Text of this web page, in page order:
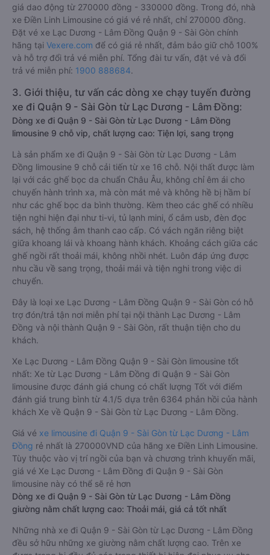
giá dao động từ 270000 đồng - 330000 đồng. Trong đó, nhà
xe Điền Linh Limousine có giá vé rẻ nhất, chỉ 270000 đồng.
Đặt vé xe Lạc Dương - Lâm Đồng Quận 9 - Sài Gòn chính
hãng tại Vexere.com để có giá rẻ nhất, đảm bảo giữ chỗ 100%
và hỗ trợ đổi trả vé miễn phí. Tổng đài tư vấn, đặt vé và đổi
trả vé miễn phí: 1900 888684.
3. Giới thiệu, tư vấn các dòng xe chạy tuyến đường
xe đi Quận 9 - Sài Gòn từ Lạc Dương - Lâm Đồng:
Dòng xe đi Quận 9 - Sài Gòn từ Lạc Dương - Lâm Đồng
limousine 9 chỗ vip, chất lượng cao: Tiện lợi, sang trọng
Là sản phẩm xe đi Quận 9 - Sài Gòn từ Lạc Dương - Lâm
Đồng limousine 9 chỗ cải tiến từ xe 16 chỗ. Nội thất được làm
lại với các ghế bọc da chuẩn Châu Âu, không chỉ êm ái cho
chuyến hành trình xa, mà còn mát mẻ và không hề bị hầm bí
như các ghế bọc da bình thường. Kèm theo các ghế có nhiều
tiện nghi hiện đại như ti-vi, tủ lạnh mini, ổ cắm usb, đèn đọc
sách, hệ thống âm thanh cao cấp. Có vách ngăn riêng biệt
giữa khoang lái và khoang hành khách. Khoảng cách giữa các
ghế ngồi rất thoải mái, không nhồi nhét. Luôn đáp ứng được
nhu cầu về sang trọng, thoải mái và tiện nghi trong việc di
chuyển.
Đây là loại xe Lạc Dương - Lâm Đồng Quận 9 - Sài Gòn có hỗ
trợ đón/trả tận nơi miễn phí tại nội thành Lạc Dương - Lâm
Đồng và nội thành Quận 9 - Sài Gòn, rất thuận tiện cho du
khách.
Xe Lạc Dương - Lâm Đồng Quận 9 - Sài Gòn limousine tốt
nhất: Xe từ Lạc Dương - Lâm Đồng đi Quận 9 - Sài Gòn
limousine được đánh giá chung có chất lượng Tốt với điểm
đánh giá trung bình từ 4.1/5 dựa trên 6364 phản hồi của hành
khách Xe về Quận 9 - Sài Gòn từ Lạc Dương - Lâm Đồng.
Giá vé xe limousine đi Quận 9 - Sài Gòn từ Lạc Dương - Lâm
Đồng rẻ nhất là 270000VND của hãng xe Điền Linh Limousine.
Tùy thuộc vào vị trí ngồi của bạn và chương trình khuyến mãi,
giá vé Xe Lạc Dương - Lâm Đồng đi Quận 9 - Sài Gòn
limousine này có thể sẽ rẻ hơn
Dòng xe đi Quận 9 - Sài Gòn từ Lạc Dương - Lâm Đồng
giường nằm chất lượng cao: Thoải mái, giá cả tốt nhất
Những nhà xe đi Quận 9 - Sài Gòn từ Lạc Dương - Lâm Đồng
đều sở hữu những xe giường nằm chất lượng cao. Trên xe